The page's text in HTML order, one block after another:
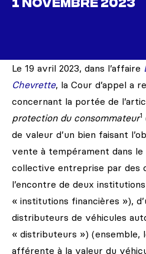
1 NOVEMBRE 2023
Le 19 avril 2023, dans l’affaire
Chevrette, la Cour d’appel a
concernant la portée de
protection du consommateur1
de valeur d’un bien faisant
vente à tempérament dans le
collective entreprise par des
l’encontre de deux
« institutions financières »),
distributeurs de véhicules
« distributeurs ») (ensemble,
afférente à la valeur du